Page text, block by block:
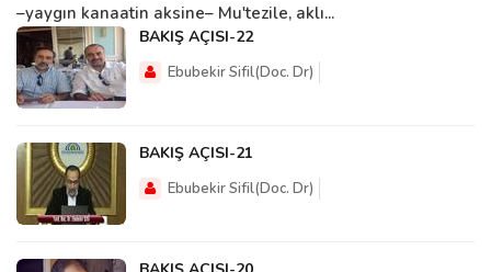
–yaygın kanaatin aksine– Mu'tezile, aklı...
BAKIŞ AÇISI-22
Ebubekir Sifil(Doc. Dr)
BAKIŞ AÇISI-21
Ebubekir Sifil(Doc. Dr)